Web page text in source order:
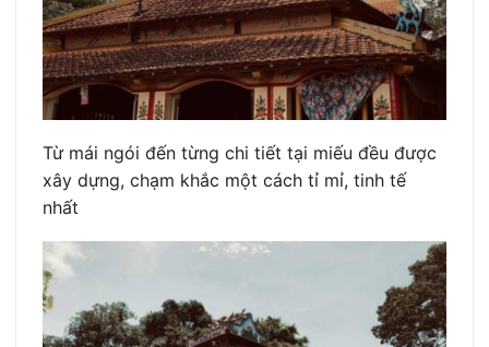
Từ mái ngói đến từng chi tiết tại miếu đều được
xây dựng, chạm khắc một cách tỉ mỉ, tinh tế
nhất